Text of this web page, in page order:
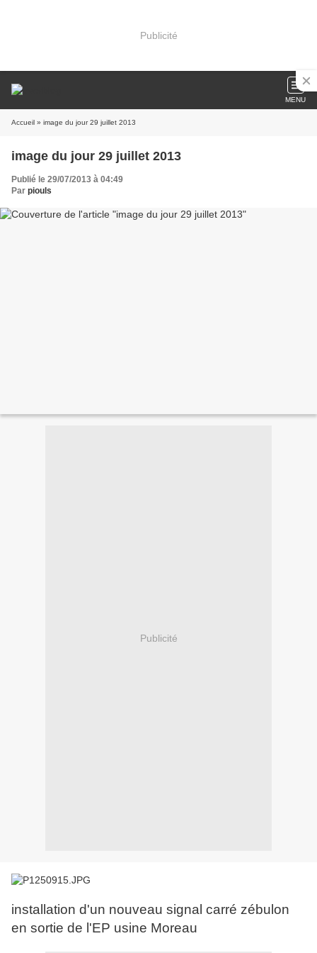
Publicité
MENU
Accueil » image du jour 29 juillet 2013
image du jour 29 juillet 2013
Publié le 29/07/2013 à 04:49
Par piouls
Publicité
installation d'un nouveau signal carré zébulon
en sortie de l'EP usine Moreau